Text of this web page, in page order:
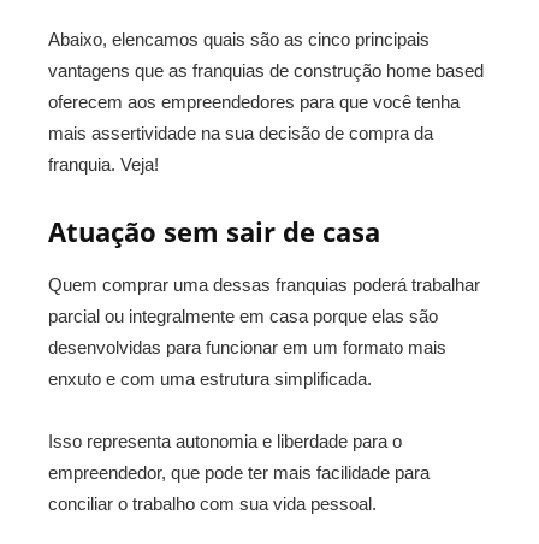
Abaixo, elencamos quais são as cinco principais
vantagens que as franquias de construção home based
oferecem aos empreendedores para que você tenha
mais assertividade na sua decisão de compra da
franquia. Veja!
Atuação sem sair de casa
Quem comprar uma dessas franquias poderá trabalhar
parcial ou integralmente em casa porque elas são
desenvolvidas para funcionar em um formato mais
enxuto e com uma estrutura simplificada.
Isso representa autonomia e liberdade para o
empreendedor, que pode ter mais facilidade para
conciliar o trabalho com sua vida pessoal.